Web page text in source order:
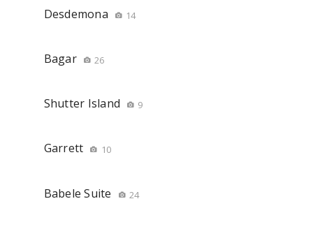
Desdemona 14
Bagar 26
Shutter Island 9
Garrett 10
Babele Suite 24